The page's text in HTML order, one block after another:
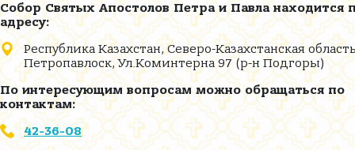
Собор Святых Апостолов Петра и Павла находится
адресу:
Республика Казахстан, Северо-Казахстанская
Петропавлоск, Ул.Коминтерна 97 (р-н Подгоры)
По интересующим вопросам можно обращаться по
контактам:
42-36-08